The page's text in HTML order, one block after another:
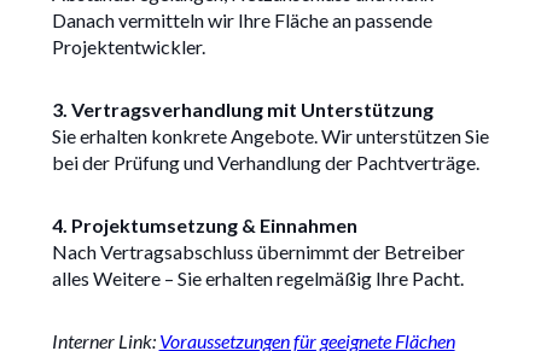
Danach vermitteln wir Ihre Fläche an passende
Projektentwickler.
3. Vertragsverhandlung mit Unterstützung
Sie erhalten konkrete Angebote. Wir unterstützen Sie
bei der Prüfung und Verhandlung der Pachtverträge.
4. Projektumsetzung & Einnahmen
Nach Vertragsabschluss übernimmt der Betreiber
alles Weitere – Sie erhalten regelmäßig Ihre Pacht.
Interner Link: Voraussetzungen für geeignete Flächen